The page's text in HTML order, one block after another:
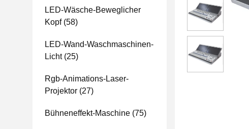
LED-Wäsche-Beweglicher
Kopf(58)
LED-Wand-Waschmaschinen-
Licht(25)
Rgb-Animations-Laser-
Projektor (27)
Bühneneffekt-Maschine (75)